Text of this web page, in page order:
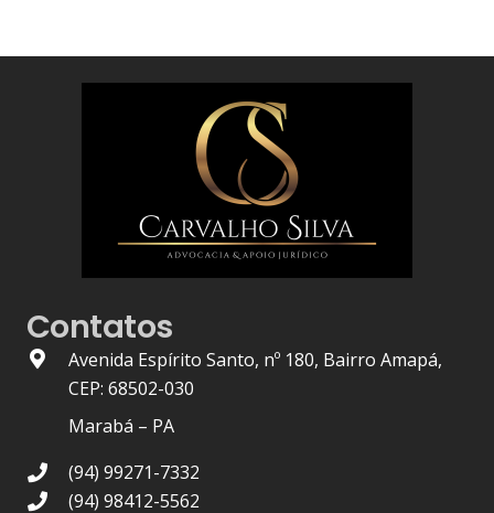
Contatos
Avenida Espírito Santo, nº 180, Bairro Amapá,
CEP: 68502-030
Marabá – PA
(94) 99271-7332
(94) 98412-5562